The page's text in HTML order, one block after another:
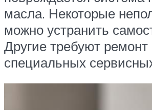
масла. Некоторые
можно устранить
Другие требуют ремонт
специальных